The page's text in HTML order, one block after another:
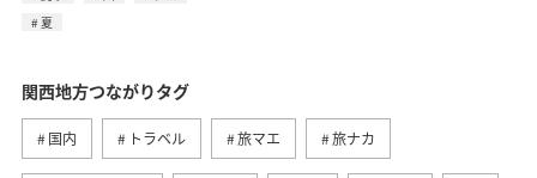
夏
関西地方つながりタグ
国内 トラベル 旅マエ 旅ナカ